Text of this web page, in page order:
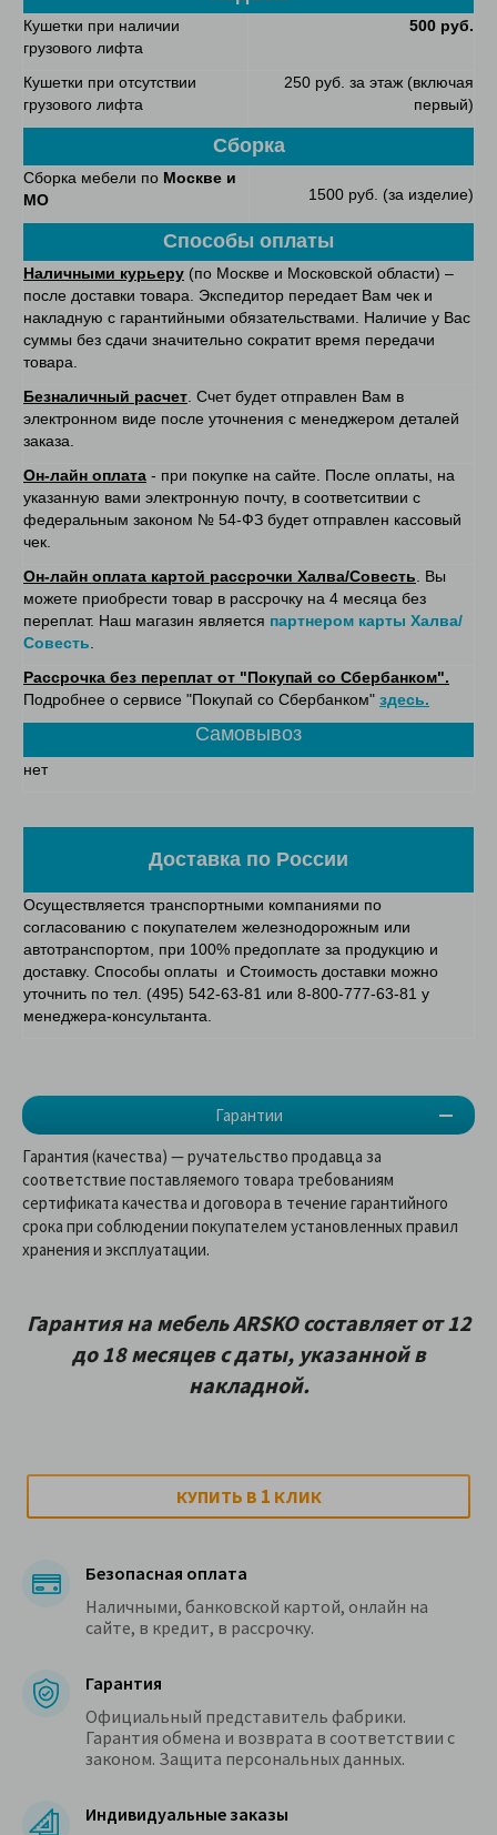
Гарантии
Кушетки при наличии
грузового лифта
500 руб.
Кушетки при отсутствии
грузового лифта
250 руб. за этаж (включая
первый)
Сборка
Сборка мебели по Москве и
МО
1500 руб. (за изделие)
Способы оплаты
Наличными курьеру (по Москве и Московской области) –
после доставки товара. Экспедитор передает Вам чек и
накладную с гарантийными обязательствами. Наличие у Вас
суммы без сдачи значительно сократит время передачи
товара.
Безналичный расчет. Счет будет отправлен Вам в
электронном виде после уточнения с менеджером деталей
заказа.
Он-лайн оплата - при покупке на сайте. После оплаты, на
указанную вами электронную почту, в соответситвии с
федеральным законом № 54-ФЗ будет отправлен кассовый
чек.
Он-лайн оплата картой рассрочки Халва/Совесть. Вы
можете приобрести товар в рассрочку на 4 месяца без
переплат. Наш магазин является партнером карты Халва/
Совесть.
Рассрочка без переплат от "Покупай со Сбербанком".
Подробнее о сервисе "Покупай со Сбербанком" здесь.
Самовывоз
нет
Доставка по России
Осуществляется транспортными компаниями по
согласованию с покупателем железнодорожным или
автотранспортом, при 100% предоплате за продукцию и
доставку. Способы оплаты и Стоимость доставки можно
уточнить по тел. (495) 542-63-81 или 8-800-777-63-81 у
менеджера-консультанта.
Гарантия (качества) — ручательство продавца за
соответствие поставляемого товара требованиям
сертификата качества и договора в течение гарантийного
срока при соблюдении покупателем установленных правил
хранения и эксплуатации.
Гарантия на мебель ARSKO составляет от 12
до 18 месяцев с даты, указанной в
накладной.
КУПИТЬ В 1 КЛИК
Безопасная оплата
Наличными, банковской картой, онлайн на
сайте, в кредит, в рассрочку.
Гарантия
Официальный представитель фабрики.
Гарантия обмена и возврата в соответствии с
законом. Защита персональных данных.
Индивидуальные заказы